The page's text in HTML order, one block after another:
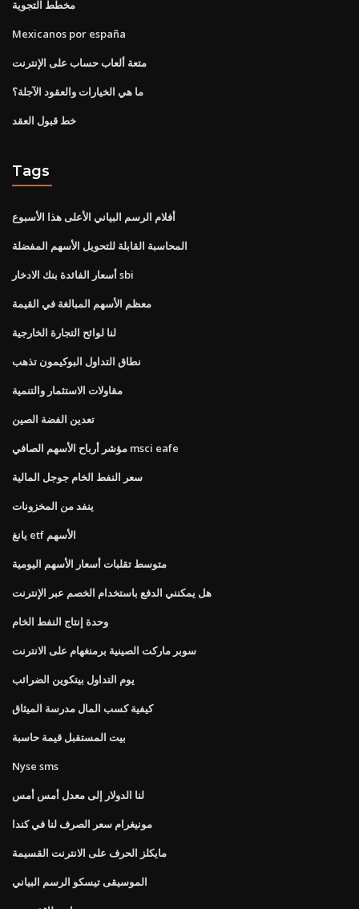
مخطط التجوية
Mexicanos por españa
متعة ألعاب حساب على الإنترنت
ما هي الخيارات والعقود الآجلة؟
خط قبول العقد
Tags
أفلام الرسم البياني الأعلى هذا الأسبوع
المحاسبة القابلة للتحويل الأسهم المفضلة
أسعار الفائدة بنك الادخار sbi
معظم الأسهم المبالغة في القيمة
لنا لوائح التجارة الخارجية
نطاق التداول البوكيمون تذهب
مقاولات الاستثمار والتنمية
تعدين الفضة الصين
مؤشر أرباح الأسهم الصافي msci eafe
سعر النفط الخام جوجل المالية
ينفد من المخزونات
يانغ etf الأسهم
متوسط ​​تقلبات أسعار الأسهم اليومية
هل يمكنني الدفع باستخدام الخصم عبر الإنترنت
وحدة إنتاج النفط الخام
سوبر ماركت الصينية برمنغهام على الانترنت
يوم التداول بيتكوين الضرائب
كيفية كسب المال مدرسة الميثاق
بيت المستقبل قيمة حاسبة
Nyse sms
لنا الدولار إلى معدل أمس أمس
مونيغرام سعر الصرف لنا في كندا
مايكلز الحرف على الانترنت القسيمة
الموسيقى تيسكو الرسم البياني